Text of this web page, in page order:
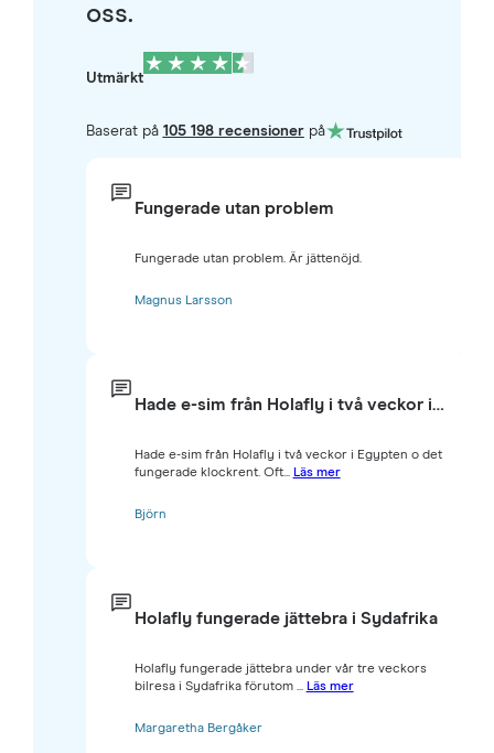
oss.
Utmärkt
Baserat på 105 198 recensionerpå
Fungerade utan problem
Fungerade utan problem. Är jättenöjd.
Magnus Larsson
Hade e-sim från Holafly i två veckor i…
Hade e-sim från Holafly i två veckor i Egypten o det
fungerade klockrent. Oft... Läs mer
Björn
Holafly fungerade jättebra i Sydafrika
Holafly fungerade jättebra under vår tre veckors
bilresa i Sydafrika förutom ... Läs mer
Margaretha Bergåker